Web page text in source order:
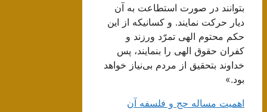
بتوانند در صورت استطاعت به آن
ديار حركت نمايند. و كسانيكه از اين
حكم محتوم الهى تمرّد ورزند و
كفران حقوق الهى را بنمايند، پس
خداوند بتحقيق از مردم بى‌نياز خواهد
بود.»
اهمیت مساله حج و فلسفه آن